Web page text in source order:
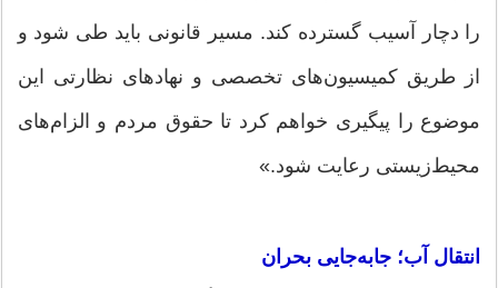
را دچار آسیب گسترده کند. مسیر قانونی باید طی شود و
از طریق کمیسیون‌های تخصصی و نهادهای نظارتی این
موضوع را پیگیری خواهم کرد تا حقوق مردم و الزام‌های
محیط‌زیستی رعایت شود.»
انتقال آب؛ جابه‌جایی بحران